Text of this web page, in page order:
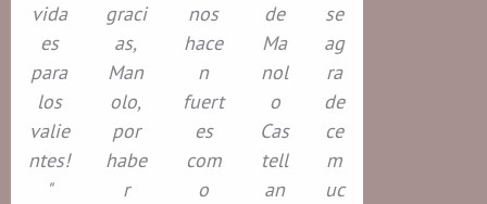
vida
es
para
los
valie
ntes!
"
graci
as,
Man
olo,
por
habe
r
nos
hace
n
fuert
es
com
o
de
Ma
nol
o
Cas
tell
an
se
ag
ra
de
ce
m
uc